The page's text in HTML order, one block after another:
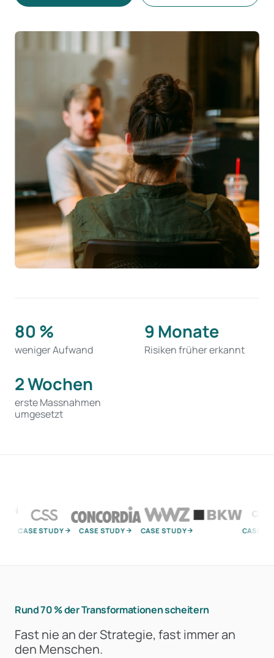
80 %
weniger Aufwand
9 Monate
Risiken früher erkannt
2 Wochen
erste Massnahmen
umgesetzt
CASE STUDY CASE STUDY CASE STUDY CASE
Rund 70 % der Transformationen scheitern
Fast nie an der Strategie, fast immer an
den Menschen.